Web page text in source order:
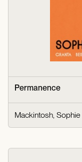
Permanence
Mackintosh, Sophie